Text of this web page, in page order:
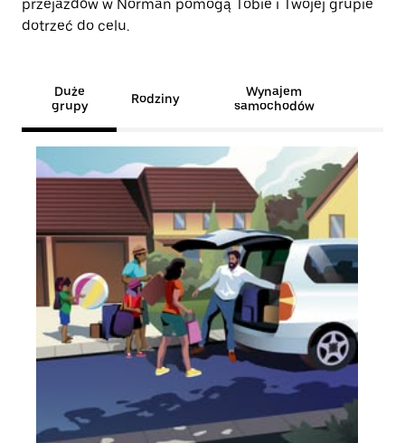
przejazdów w Norman pomogą Tobie i Twojej grupie
dotrzeć do celu.
Duże
grupy
Rodziny
Wynajem
samochodów